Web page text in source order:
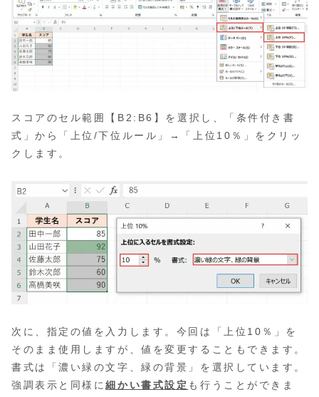
スコアのセル範囲【B2:B6】を選択し、「条件付き書
式」から「上位/下位ルール」→「上位10％」をクリッ
クします。
次に、指定の値を入力します。今回は「上位10％」を
そのまま使用しますが、値を変更することもできます。
書式は「濃い緑の文字、緑の背景」を選択しています。
強調表示と同様に細かい書式設定 も行うことができま